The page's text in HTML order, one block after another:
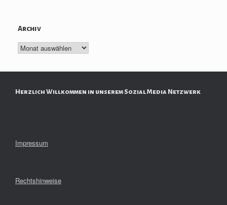
Archiv
Archiv
Herzlich Willkommen in unserem Sozial Media Netzwerk
Impressum
Rechtshinweise